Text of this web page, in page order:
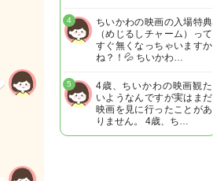
ちいかわの映画の入場特典
（めじるしチャーム）って
すぐ無くなっちゃいますか
ね？！💦 ちいかわ…
4
4歳、ちいかわの映画観た
いようなんですが実はまだ
映画を見に行ったことがあ
りません。 4歳、ち…
5